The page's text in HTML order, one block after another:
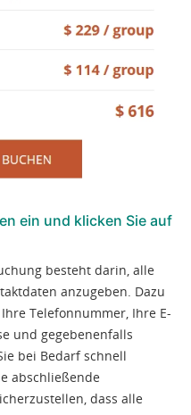
ein und klicken Sie auf
besteht darin, alle
anzugeben. Dazu
Telefonnummer, Ihre E-
und gegebenenfalls
bei Bedarf schnell
abschließende
dass alle